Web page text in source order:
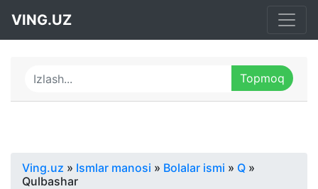
VING.UZ
Ving.uz » Ismlar manosi » Bolalar ismi » Q »
Qulbashar